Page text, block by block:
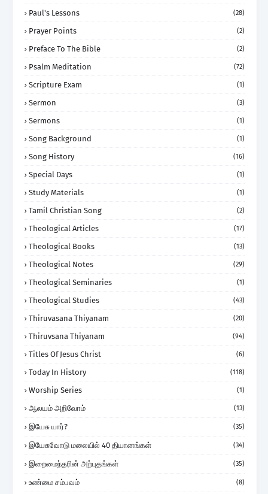
Paul's Lessons (28)
Prayer Points (2)
Preface To The Bible (2)
Psalm Meditation (72)
Scripture Exam (1)
Sermon (3)
Sermons (1)
Song Background (1)
Song History (16)
Special Days (1)
Study Materials (1)
Tamil Christian Song (2)
Theological Articles (17)
Theological Books (13)
Theological Notes (29)
Theological Seminaries (1)
Theological Studies (43)
Thiruvasana Thiyanam (20)
Thiruvsana Thiyanam (94)
Titles Of Jesus Christ (6)
Today In History (118)
Worship Series (1)
ஆலயம் அறிவோம் (13)
இயேசு யார்? (35)
இயேசுவோடு மலையில் 40 தியானங்கள் (34)
இறைமைந்தரின் அற்புதங்கள் (35)
உண்மை சம்பவம் (8)